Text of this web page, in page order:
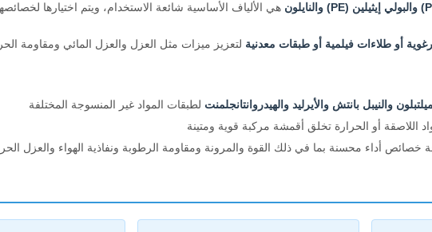
هي الألياف الأساسية شائعة الاستخدام، ويتم اختيارها
أو طلاءات فيلمية أو طبقات معدنية لتعزيز ميزات مثل العزل والعزل المائي ومقاومة
والنيبل بانتش والأيرليد والهيدروانتانجلمنت لطبقات المواد غير المنسوجة المختلفة
اللاصقة أو الحرارة تخلق أقمشة مركبة قوية ومتينة
خصائص أداء محسنة بما في ذلك القوة والمرونة ومقاومة الرطوبة ونفاذية الهواء والعزل